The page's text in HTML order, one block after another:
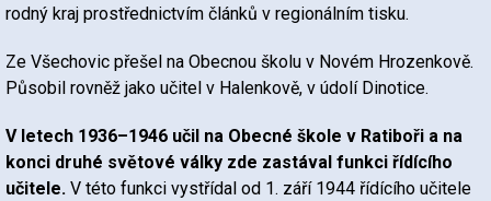
rodný kraj prostřednictvím článků v regionálním tisku.
Ze Všechovic přešel na Obecnou školu v Novém Hrozenkově.
Působil rovněž jako učitel v Halenkově, v údolí Dinotice.
V letech 1936–1946 učil na Obecné škole v Ratiboři a na
konci druhé světové války zde zastával funkci řídícího
učitele. V této funkci vystřídal od 1. září 1944 řídícího učitele